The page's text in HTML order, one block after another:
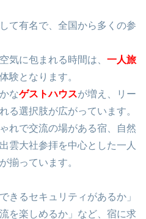
て有名で、全国から多くの参
気に包まれる時間は、 一人旅
験となります。
なゲストハウスが増え、リー
る選択肢が広がっています。
れで交流の場がある宿、自然
雲大社参拝を中心とした一人
揃っています。
きるセキュリティがあるか」
を楽しめるか」など、宿に求